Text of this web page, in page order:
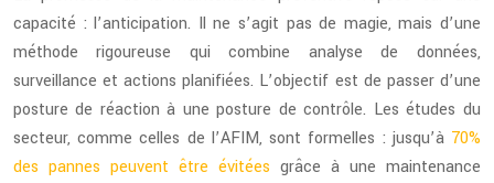
capacité : l’anticipation. Il ne s’agit pas de magie, mais d’une
méthode rigoureuse qui combine analyse de données,
surveillance et actions planifiées. L’objectif est de passer d’une
posture de réaction à une posture de contrôle. Les études du
secteur, comme celles de l’AFIM, sont formelles : jusqu’à 70%
des pannes peuvent être évitées grâce à une maintenance